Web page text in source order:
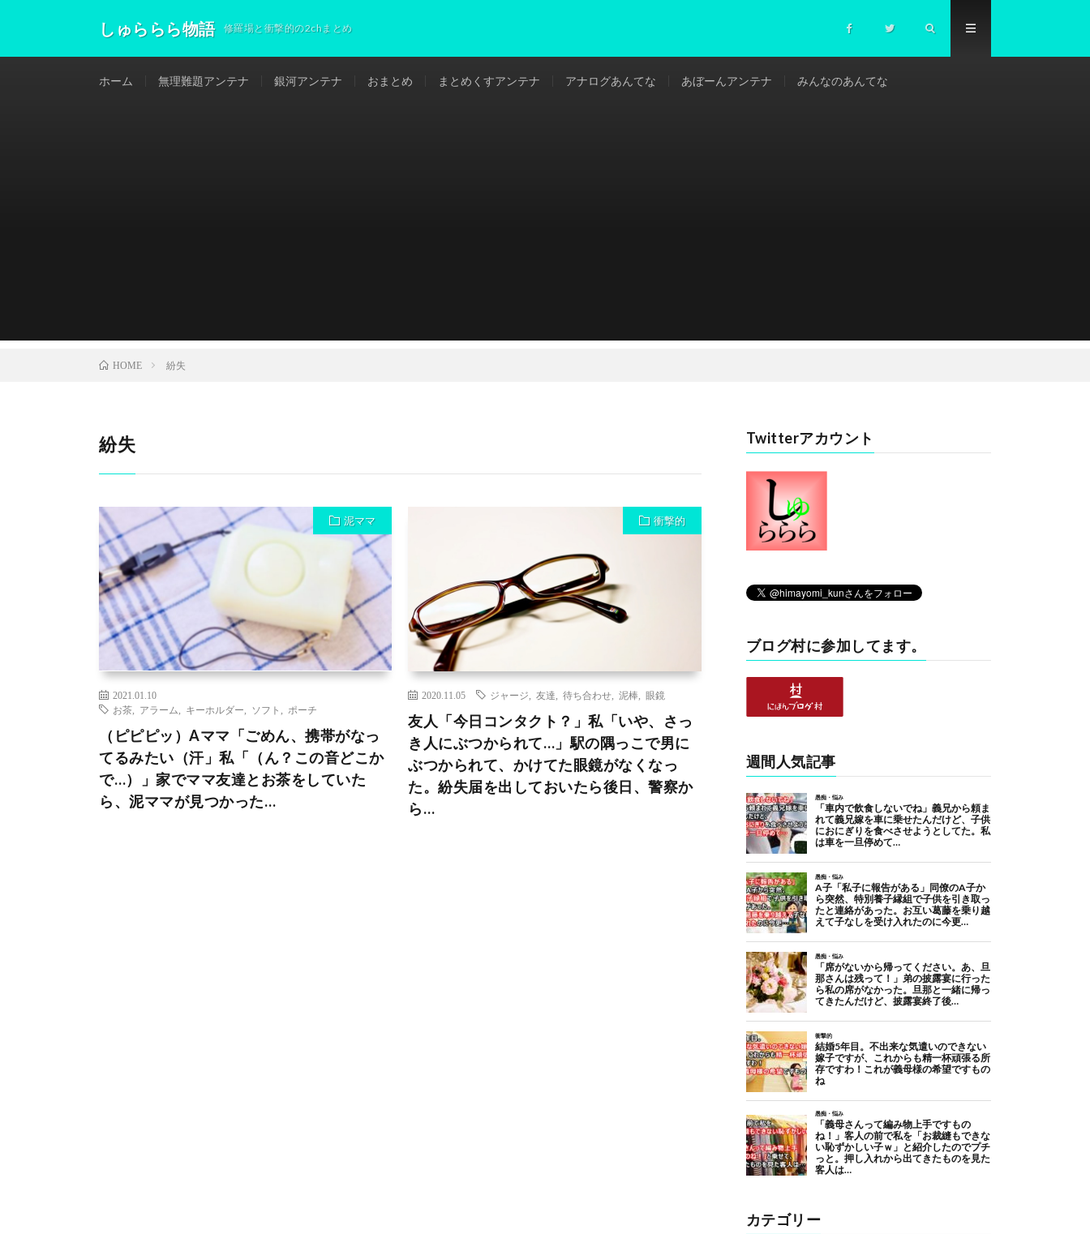
しゅららら物語 修羅場と衝撃的の2chまとめ
ホーム 無理難題アンテナ 銀河アンテナ おまとめ まとめくすアンテナ アナログあんてな あぼーんアンテナ みんなのあんてな
HOME 紛失
紛失
泥ママ
2021.01.10
お茶
アラーム キーホルダー ソフト ポーチ
（ピピピッ）Aママ「ごめん、携帯がなっ
てるみたい（汗」私「（ん？この音どこか
で…）」家でママ友達とお茶をしていた
ら、泥ママが見つかった…
衝撃的
2020.11.05 ジャージ 友達 ,待ち合わせ ,泥棒 眼鏡
友人「今日コンタクト？」私「いや、さっ
き人にぶつかられて…」駅の隅っこで男に
ぶつかられて、かけてた眼鏡がなくなっ
た。紛失届を出しておいたら後日、警察か
ら…
Twitterアカウント
ブログ村に参加してます。
週間人気記事
カテゴリー